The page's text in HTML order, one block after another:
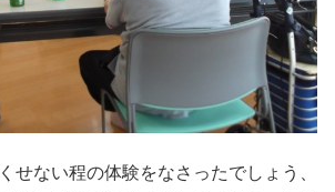
せない程の体験をなさったでしょう、